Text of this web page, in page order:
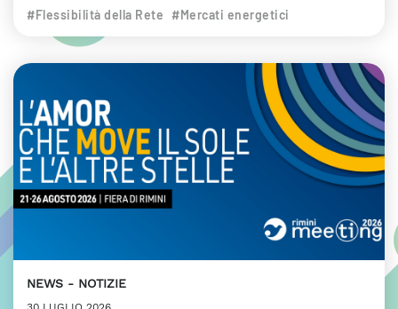
#Flessibilità della Rete #Mercati energetici
NEWS NOTIZIE